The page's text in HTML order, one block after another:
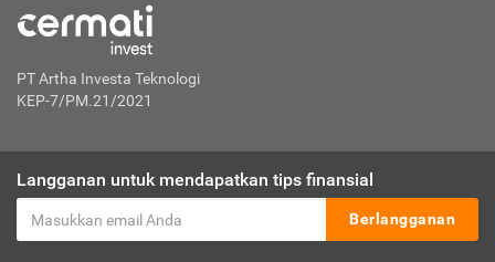
PT Artha Investa Teknologi
KEP-7/PM.21/2021
Langganan untuk mendapatkan tips finansial
Berlangganan